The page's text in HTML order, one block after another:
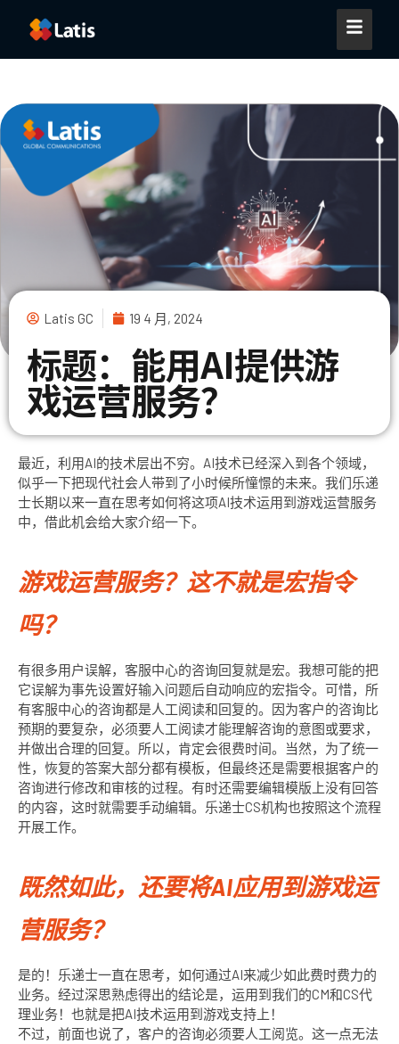
Latis GC 19 4 月, 2024
标题：能用AI提供游
戏运营服务？
最近，利用AI的技术层出不穷。AI技术已经深入到各个领域，
似乎一下把现代社会人带到了小时候所憧憬的未来。我们乐递
士长期以来一直在思考如何将这项AI技术运用到游戏运营服务
中，借此机会给大家介绍一下。
游戏运营服务？这不就是宏指令
吗？
有很多用户误解，客服中心的咨询回复就是宏。我想可能的把
它误解为事先设置好输入问题后自动响应的宏指令。可惜，所
有客服中心的咨询都是人工阅读和回复的。因为客户的咨询比
预期的要复杂，必须要人工阅读才能理解咨询的意图或要求，
并做出合理的回复。所以，肯定会很费时间。当然，为了统一
性，恢复的答案大部分都有模板，但最终还是需要根据客户的
咨询进行修改和审核的过程。有时还需要编辑模版上没有回答
的内容，这时就需要手动编辑。乐递士CS机构也按照这个流程
开展工作。
既然如此，还要将AI应用到游戏运
营服务？
是的！乐递士一直在思考，如何通过AI来减少如此费时费力的
业务。经过深思熟虑得出的结论是，运用到我们的CM和CS代
理业务！也就是把AI技术运用到游戏支持上！
不过，前面也说了，客户的咨询必须要人工阅览。这一点无法